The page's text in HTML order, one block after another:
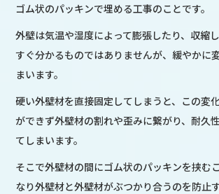
ゴム状のパッキンで埋める工事のことです。
外壁は気温や湿度によって膨張したり、収縮
すぐ分かるものではありませんが、緩やかに
まいます。
硬い外壁材を直接固定してしまうと、この変
ができず外壁材の割れや歪みに繋がり、耐久
てしまいます。
そこで外壁材の間にゴム状のパッキンを挟む
なり外壁材と外壁材がぶつかり合うのを防止